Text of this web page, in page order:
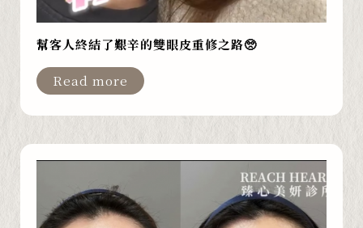
幫客人終結了艱辛的雙眼皮重修之路🥺
Read more